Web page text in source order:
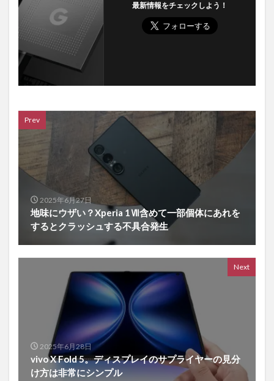
最新情報をチェックしよう！
Prev
2025年6月27日
地味にウザい？Xperia 1Ⅶ含めて一部個体にあれを
するとクラッシュする不具合発生
Next
2025年6月28日
vivo X Fold 5。ディスプレイのサプライヤーの見分
け方は非常にシンプル